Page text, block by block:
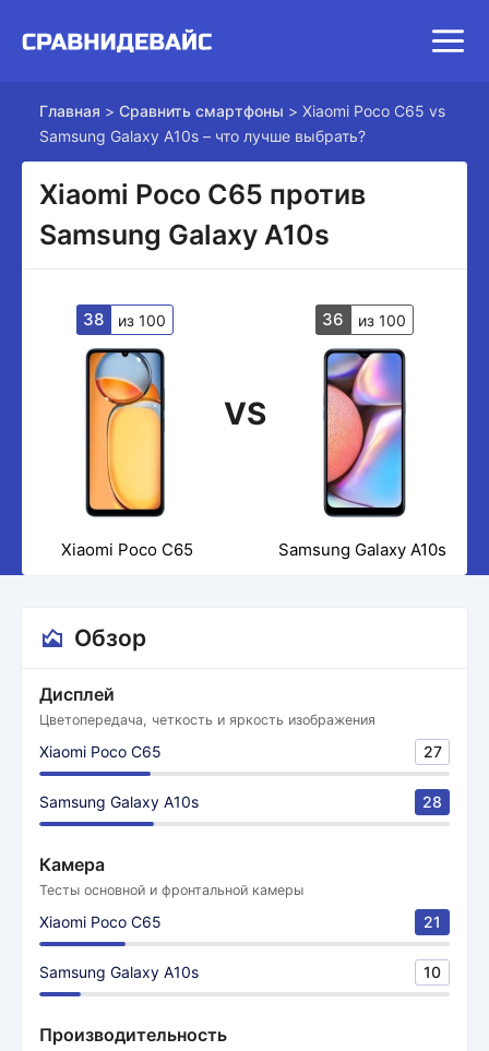
Главная > Сравнить смартфоны > Xiaomi Poco C65 vs
Samsung Galaxy A10s – что лучше выбрать?
Xiaomi Poco C65 против
Samsung Galaxy A10s
38 из 100
VS
36 из 100
Xiaomi Poco C65 Samsung Galaxy A10s
Обзор
Дисплей
Цветопередача, четкость и яркость изображения
Xiaomi Poco C65 27
Samsung Galaxy A10s 28
Камера
Тесты основной и фронтальной камеры
Xiaomi Poco C65 21
Samsung Galaxy A10s 10
Производительность